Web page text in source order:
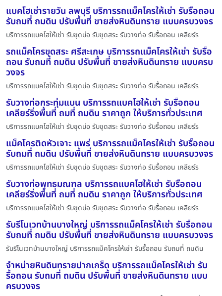
แบคโฮเช่ารายวัน ลพบุรี บริการรถแม็คโครให้เช่า รับรื้อถอน
รับถมที่ ถมดิน ปรับพื้นที่ ขายส่งหินดินทราย แบบครบวงจร
บริการรถแบคโฮให้เช่า รับขุดบ่อ รับขุดสระ รับวางท่อ รับรื้อถอน เคลียร์ร
รถแม็คโครขุดสระ ศรีสะเกษ บริการรถแม็คโครให้เช่า รับรื้อ
ถอน รับถมที่ ถมดิน ปรับพื้นที่ ขายส่งหินดินทราย แบบครบ
วงจร
บริการรถแบคโฮให้เช่า รับขุดบ่อ รับขุดสระ รับวางท่อ รับรื้อถอน เคลียร์ร
รับวางท่อกระทุ่มแบน บริการรถแบคโฮให้เช่า รับรื้อถอน
เคลียร์ริ่งพื้นที่ ถมที่ ถมดิน ราคาถูก ให้บริการทั่วประเทศ
บริการรถแบคโฮให้เช่า รับขุดบ่อ รับขุดสระ รับวางท่อ รับรื้อถอน เคลียร์ร
แม็คโครติดหัวเจาะ แพร่ บริการรถแม็คโครให้เช่า รับรื้อถอน
รับถมที่ ถมดิน ปรับพื้นที่ ขายส่งหินดินทราย แบบครบวงจร
บริการรถแบคโฮให้เช่า รับขุดบ่อ รับขุดสระ รับวางท่อ รับรื้อถอน เคลียร์ร
รับวางท่อพุทธมณฑล บริการรถแบคโฮให้เช่า รับรื้อถอน
เคลียร์ริ่งพื้นที่ ถมที่ ถมดิน ราคาถูก ให้บริการทั่วประเทศ
บริการรถแบคโฮให้เช่า รับขุดบ่อ รับขุดสระ รับวางท่อ รับรื้อถอน เคลียร์ร
รับรีโนเวทบ้านบางใหญ่ บริการรถแม็คโครให้เช่า รับรื้อถอน
รับถมที่ ถมดิน ปรับพื้นที่ ขายส่งหินดินทราย แบบครบวงจร
รับรีโนเวทบ้านบางใหญ่ บริการรถแม็คโครให้เช่า รับรื้อถอน รับถมที่ ถมดิน
จำหน่ายหินดินทรายปากเกร็ด บริการรถแม็คโครให้เช่า รับ
รื้อถอน รับถมที่ ถมดิน ปรับพื้นที่ ขายส่งหินดินทราย แบบ
ครบวงจร